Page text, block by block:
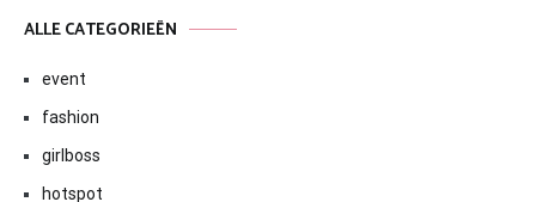
ALLE CATEGORIEËN
event
fashion
girlboss
hotspot